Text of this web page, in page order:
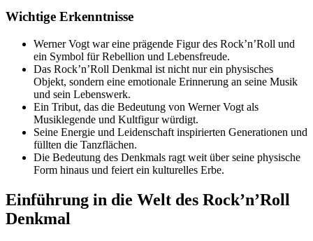
Wichtige Erkenntnisse
Werner Vogt war eine prägende Figur des Rock’n’Roll und
ein Symbol für Rebellion und Lebensfreude.
Das Rock’n’Roll Denkmal ist nicht nur ein physisches
Objekt, sondern eine emotionale Erinnerung an seine Musik
und sein Lebenswerk.
Ein Tribut, das die Bedeutung von Werner Vogt als
Musiklegende und Kultfigur würdigt.
Seine Energie und Leidenschaft inspirierten Generationen und
füllten die Tanzflächen.
Die Bedeutung des Denkmals ragt weit über seine physische
Form hinaus und feiert ein kulturelles Erbe.
Einführung in die Welt des Rock’n’Roll
Denkmal